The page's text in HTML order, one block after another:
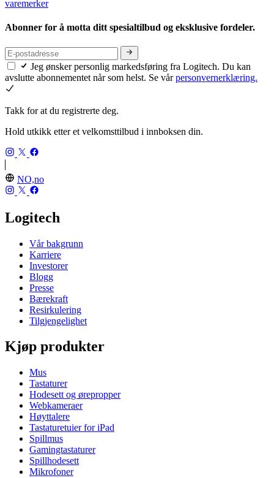
varemerker
Abonner for å motta ditt spesialtilbud og eksklusive fordeler.
Jeg ønsker personlig markedsføring fra Logitech. Du kan
avslutte abonnementet når som helst. Se vårpersonvernerklæring.
Takk for at du registrerte deg.
Hold utkikk etter et velkomsttilbud i innboksen din.
NO,no
Logitech
Vår bakgrunn
Karriere
Investorer
Blogg
Presse
Bærekraft
Resirkulering
Tilgjengelighet
Kjøp produkter
Mus
Tastaturer
Hodesett og ørepropper
Webkameraer
Høyttalere
Tastaturetuier for iPad
Spillmus
Gamingtastaturer
Spillhodesett
Mikrofoner